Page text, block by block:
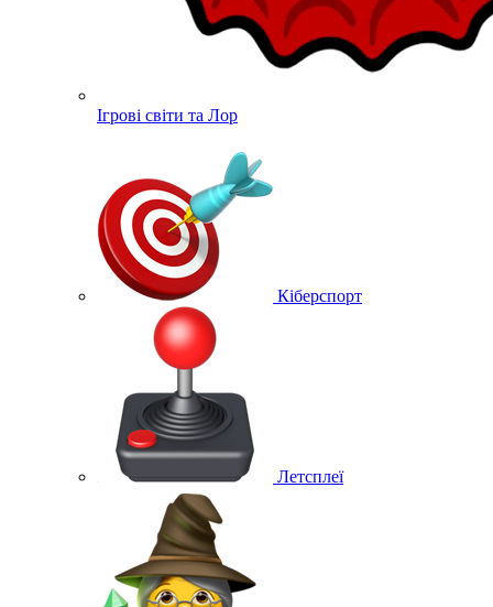
Ігрові світи та Лор
Кіберспорт
Летсплеї